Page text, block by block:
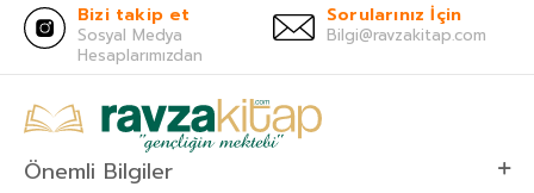
Bizi takip et
Sosyal Medya
Hesaplarımızdan
Sorularınız İçin
Bilgi@ravzakitap.com
Önemli Bilgiler